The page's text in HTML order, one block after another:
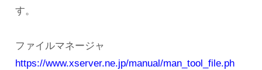
す。
ファイルマネージャ
https://www.xserver.ne.jp/manual/man_tool_file.ph